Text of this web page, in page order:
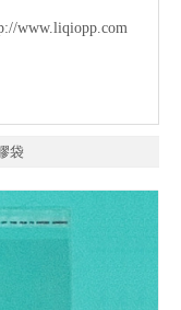
www.liqiopp.com
袋